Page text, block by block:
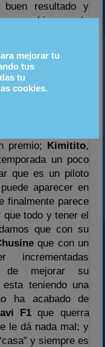
resultado y
subir en la
con pilotos
a meterse
desde hace unos
ultima carrera;
conseguir algun
cosas u otras no
premio; Kimitito,
un poco
que es un piloto
aparecer en
finalmente parece
todo y tener el
que con su
que con un
de mejorar su
teniendo una
ha acabado de
F1 que querra
le dá nada mal; y
y siempre es
mejorar tu
tus
tu
cookies.